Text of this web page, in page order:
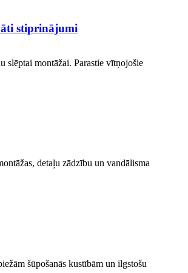
stiprinājumi
slēptai montāžai. Parastie vītņojošie
detaļu zādzību un vandālisma
šūpošanās kustībām un ilgstošu